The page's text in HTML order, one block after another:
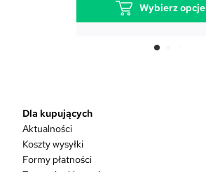
Wybierz opcje
e
Dla kupujących
Aktualności
Koszty wysyłki
Formy płatności